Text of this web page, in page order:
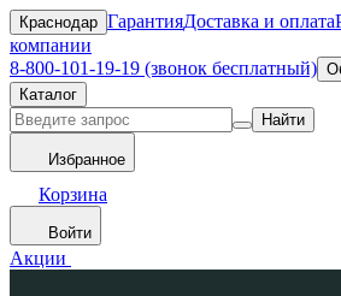
Краснодар ГарантияДоставка и оплата
компании
8-800-101-19-19 (звонок бесплатный)
Каталог
Найти
Избранное
Корзина
Войти
Акции